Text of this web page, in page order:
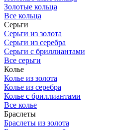
Золотые кольца
Все кольца
Серьги
Серьги из золота
Серьги из серебра
Серьги с бриллиантами
Все серьги
Колье
Колье из золота
Колье из серебра
Колье с бриллиантами
Все колье
Браслеты
Браслеты из золота